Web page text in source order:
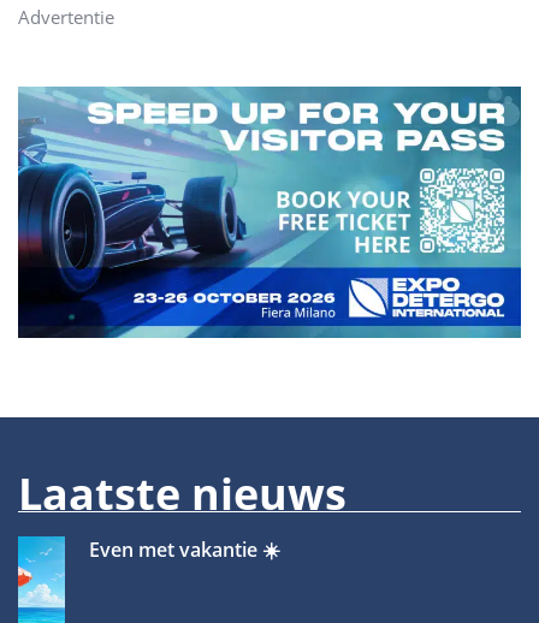
Advertentie
Laatste nieuws
Even met vakantie ☀️